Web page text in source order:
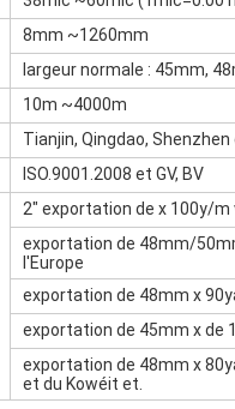
8mm ~1260mm
largeur normale : 45mm,
10m ~4000m
Tianjin, Qingdao, Shenzhen
ISO.9001.2008 et GV, BV
2" exportation de x 100y/
exportation de 48mm/
l'Europe
exportation de 48mm x
exportation de 45mm x de
exportation de 48mm x
et du Kowéit et.